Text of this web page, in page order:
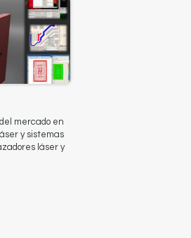
mercado en
y sistemas
láser y